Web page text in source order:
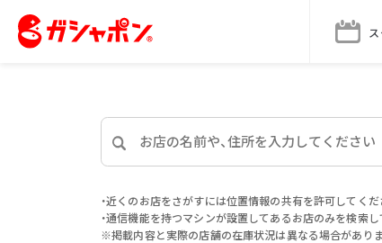
・近くのお店をさがすには位置情報の共有を許可してくだ
・通信機能を持つマシンが設置してあるお店のみを検索
※掲載内容と実際の店舗の在庫状況は異なる場合がありま